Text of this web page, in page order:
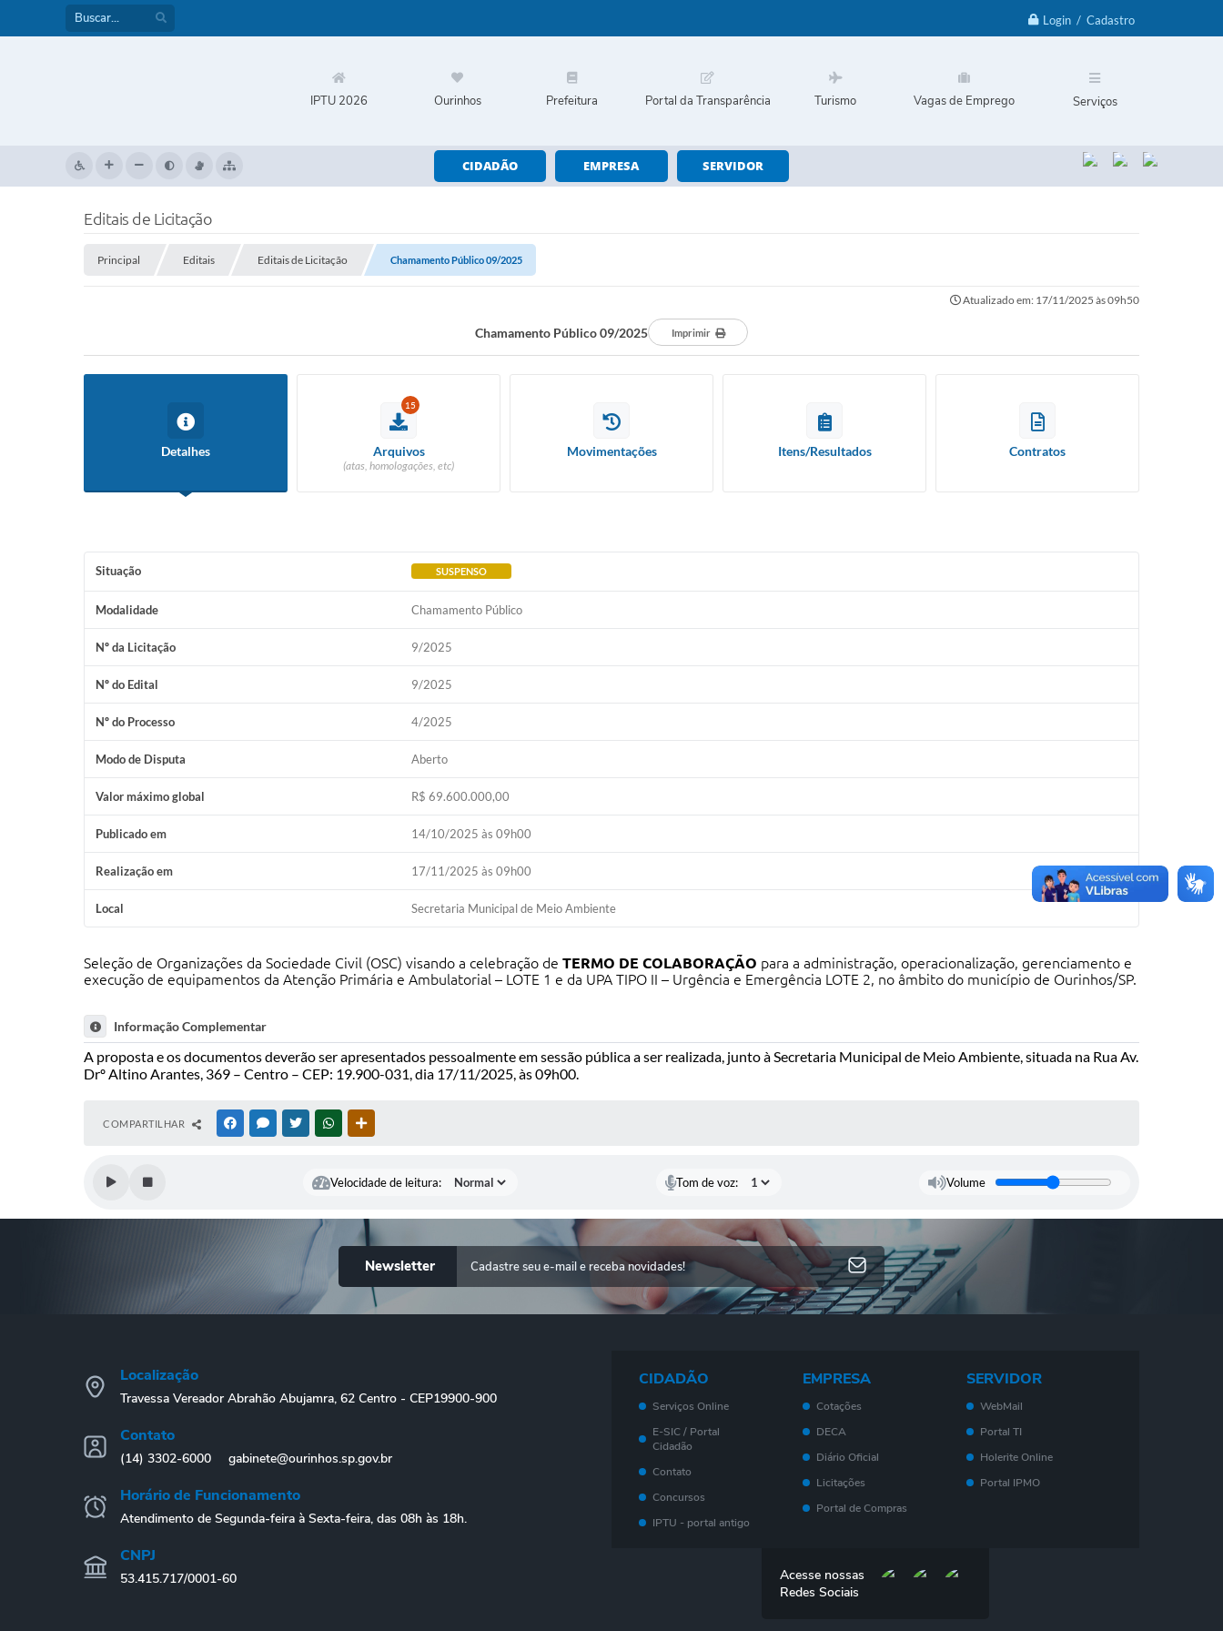
Login / Cadastro
IPTU 2026 Ourinhos Prefeitura Portal da Transparência Turismo Vagas de Emprego Serviços
CIDADÃO EMPRESA SERVIDOR
Editais de Licitação
Principal Editais Editais de Licitação Chamamento Público 09/2025
Atualizado em: 17/11/2025 às 09h50
Chamamento Público 09/2025 Imprimir
Detalhes
15
Arquivos
(atas, homologações, etc)
Movimentações Itens/Resultados Contratos
Situação SUSPENSO
Modalidade Chamamento Público
Nº da Licitação 9/2025
Nº do Edital 9/2025
Nº do Processo 4/2025
Modo de Disputa Aberto
Valor máximo global R$ 69.600.000,00
Publicado em 14/10/2025 às 09h00
Realização em 17/11/2025 às 09h00
Local Secretaria Municipal de Meio Ambiente
Seleção de Organizações da Sociedade Civil (OSC) visando a celebração de TERMO DE COLABORAÇÃO para a administração, operacionalização, gerenciamento e
execução de equipamentos da Atenção Primária e Ambulatorial – LOTE 1 e da UPA TIPO II – Urgência e Emergência LOTE 2, no âmbito do município de Ourinhos/SP.
Informação Complementar
A proposta e os documentos deverão ser apresentados pessoalmente em sessão pública a ser realizada, junto à Secretaria Municipal de Meio Ambiente, situada na Rua Av.
Drº Altino Arantes, 369 – Centro – CEP: 19.900-031, dia 17/11/2025, às 09h00.
COMPARTILHAR FACEBOOKMESSENGER
TWITTERWHATSAPP
Velocidade de leitura: Tom de voz: Volume
Newsletter
Localização
Travessa Vereador Abrahão Abujamra, 62 Centro - CEP19900-900
Contato
(14) 3302-6000 gabinete@ourinhos.sp.gov.br
Horário de Funcionamento
Atendimento de Segunda-feira à Sexta-feira, das 08h às 18h.
CNPJ
53.415.717/0001-60
CIDADÃO
Serviços Online
E-SIC / Portal
Cidadão
Contato
Concursos
IPTU - portal antigo
EMPRESA
Cotações
DECA
Diário Oficial
Licitações
Portal de Compras
Eletrônica - NF- e
IPTU
SERVIDOR
WebMail
Portal TI
Holerite Online
Portal IPMO
Acesse nossas
Redes Sociais